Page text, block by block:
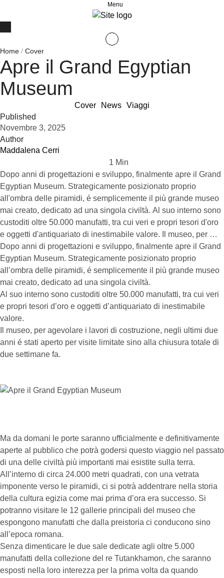
Menu
Home / Cover
Apre il Grand Egyptian
Museum
Cover News Viaggi
Published
Novembre 3, 2025
Author
Maddalena Cerri
1 Min
Dopo anni di progettazioni e sviluppo, finalmente apre il Grand
Egyptian Museum. Strategicamente posizionato proprio
all'ombra delle piramidi, é semplicemente il più grande museo
mai creato, dedicato ad una singola civiltà. Al suo interno sono
custoditi oltre 50.000 manufatti, tra cui veri e propri tesori d'oro
e oggetti d'antiquariato di inestimabile valore. Il museo, per …
Dopo anni di progettazioni e sviluppo, finalmente apre il Grand
Egyptian Museum. Strategicamente posizionato proprio
all’ombra delle piramidi, é semplicemente il più grande museo
mai creato, dedicato ad una singola civiltà.
Al suo interno sono custoditi oltre 50.000 manufatti, tra cui veri
e propri tesori d’oro e oggetti d’antiquariato di inestimabile
valore.
Il museo, per agevolare i lavori di costruzione, negli ultimi due
anni é stati aperto per visite limitate sino alla chiusura totale di
due settimane fa.
Ma da domani le porte saranno ufficialmente e definitivamente
aperte al pubblico che potrà godersi questo viaggio nel passato
di una delle civiltà più importanti mai esistite sulla terra.
All’interno di circa 24.000 metri quadrati, con una vetrata
imponente verso le piramidi, ci si potrà addentrare nella storia
della cultura egizia come mai prima d’ora era successo. Si
potranno visitare le 12 gallerie principali del museo che
espongono manufatti che dalla preistoria ci conducono sino
all’epoca romana.
Senza dimenticare le due sale dedicate agli oltre 5.000
manufatti della collezione del re Tutankhamon, che saranno
esposti nella loro interezza per la prima volta da quando